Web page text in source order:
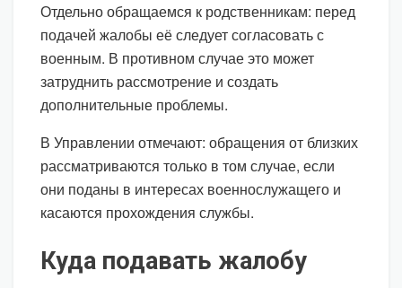
Отдельно обращаемся к родственникам: перед
подачей жалобы её следует согласовать с
военным. В противном случае это может
затруднить рассмотрение и создать
дополнительные проблемы.
В Управлении отмечают: обращения от близких
рассматриваются только в том случае, если
они поданы в интересах военнослужащего и
касаются прохождения службы.
Куда подавать жалобу